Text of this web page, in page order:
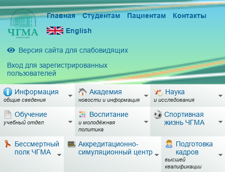
Главная Студентам Пациентам
Контакты
English
Версия сайта для слабовидящих
Вход для зарегистрированных
пользователей
Информация
общие сведения
Академия
новости и информация
Наука
и исследования
Обучение
учебный отдел
Воспитание
и молодёжная
политика
Спортивная
жизнь ЧГМА
Бессмертный
полк ЧГМА
Аккредитационно-
симуляционный центр
Подготовка
кадров
высшей
квалификации